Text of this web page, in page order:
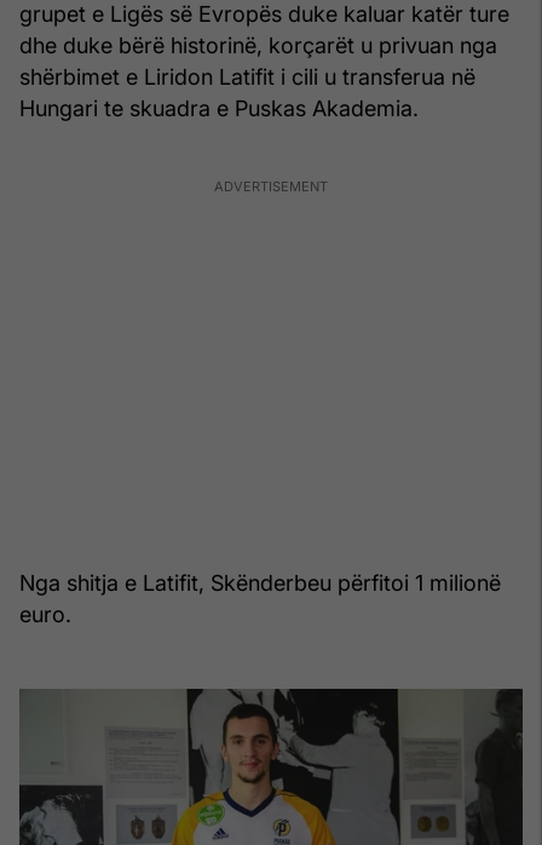
grupet e Ligës së Evropës duke kaluar katër ture
dhe duke bërë historinë, korçarët u privuan nga
shërbimet e Liridon Latifit i cili u transferua në
Hungari te skuadra e Puskas Akademia.
Nga shitja e Latifit, Skënderbeu përfitoi 1 milionë
euro.